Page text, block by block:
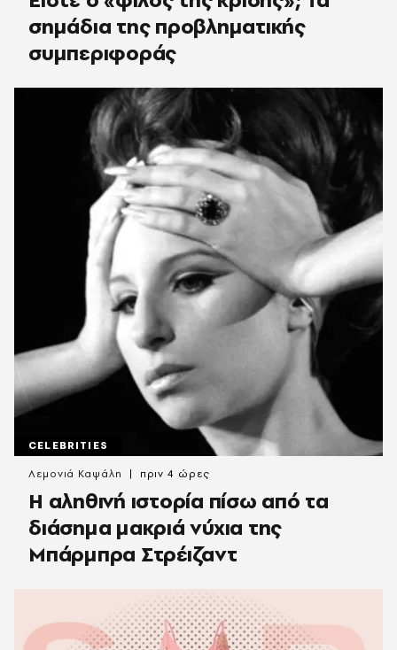
σημάδια της προβληματικής
συμπεριφοράς
CELEBRITIES
Η αληθινή ιστορία πίσω από τα
διάσημα μακριά νύχια της
Μπάρμπρα Στρέιζαντ
Λεμονιά Καψάλη πριν 4 ώρες